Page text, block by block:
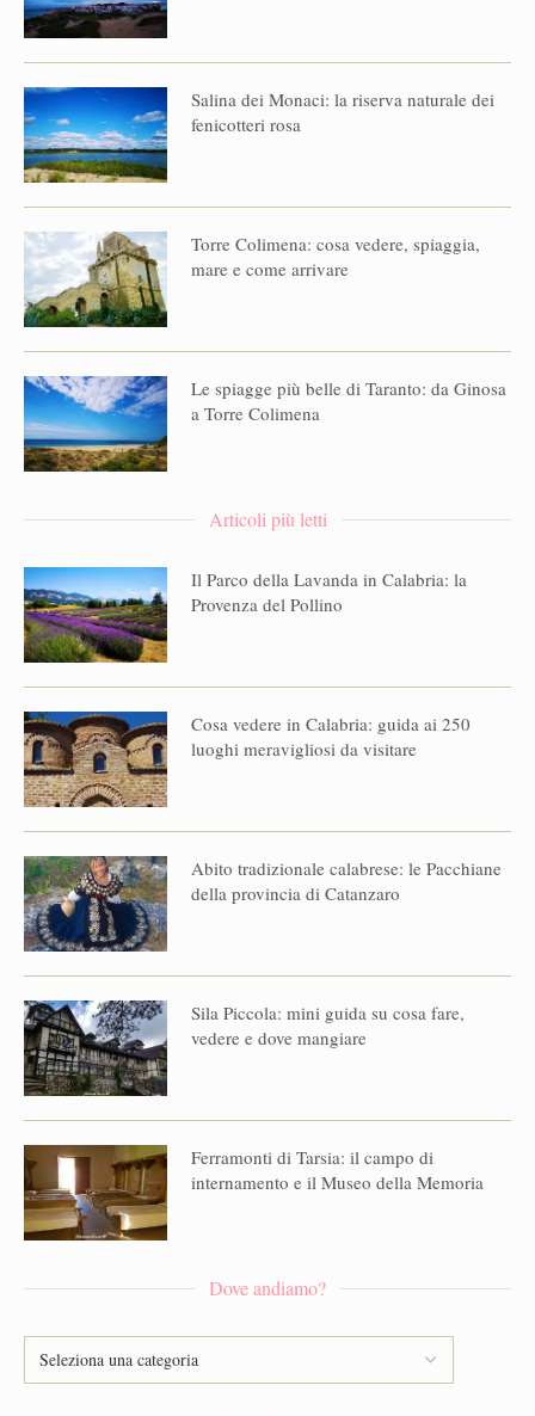
Salina dei Monaci: la riserva naturale dei
fenicotteri rosa
Torre Colimena: cosa vedere, spiaggia,
mare e come arrivare
Le spiagge più belle di Taranto: da Ginosa
a Torre Colimena
Articoli più letti
Il Parco della Lavanda in Calabria: la
Provenza del Pollino
Cosa vedere in Calabria: guida ai 250
luoghi meravigliosi da visitare
Abito tradizionale calabrese: le Pacchiane
della provincia di Catanzaro
Sila Piccola: mini guida su cosa fare,
vedere e dove mangiare
Ferramonti di Tarsia: il campo di
internamento e il Museo della Memoria
Dove andiamo?